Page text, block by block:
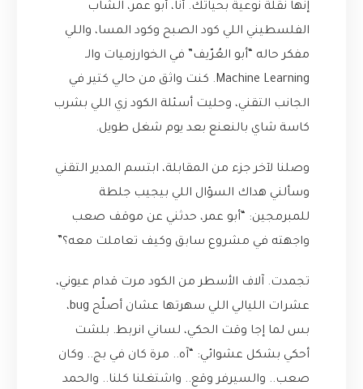
إنها نقلة نوعية بحياتك. أنا، أبو عمر، الشاب
الفلسطيني اللي كود الصبح وكود المسا، واللي
مفكر حاله “أبو العُرّيف” في الخوارزميات والـ
Machine Learning. كنت واثق من حالي كتير في
الجانب التقني، وحليت أسئلة الكود زي اللي بشرب
كاسة شاي بالنعنع بعد يوم شغل طويل.
وصلنا لآخر جزء من المقابلة، ابتسم المدير التقني
وسألني هداك السؤال اللي بيجيب جلطة
للمبرمجين: “أبو عمر، حدثني عن موقف صعب
واجهته في مشروع سابق وكيف تعاملت معه؟”
تجمدت. آلاف الأسطر من الكود مرت قدام عيوني،
عشرات الليالي اللي سهرتها عشان أصلّح bug،
بس لما إجا وقت الحكي، لساني انربط. بلشت
أحكي بشكل عشوائي: “آه.. مرة كان في بج.. وكان
صعب.. والسيرفر وقع.. واشتغلنا كلنا.. والحمد